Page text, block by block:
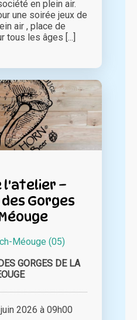
en plein air.
une soirée jeux de
air , place de
tous les âges [...]
l'atelier –
Gorges
Méouge (05)
GORGES DE LA
2026 à 09h00